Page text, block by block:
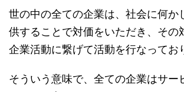
世の中の全ての企業は、社会に何か
供することで対価をいただき、その
企業活動に繋げて活動を行なってお
そういう意味で、全ての企業はサー